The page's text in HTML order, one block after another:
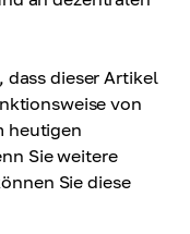
dass dieser Artikel
von
heutigen
Sie weitere
Sie diese